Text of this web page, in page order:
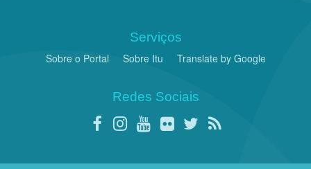
Serviços
Sobre o Portal Sobre Itu Translate by Google
Redes Sociais